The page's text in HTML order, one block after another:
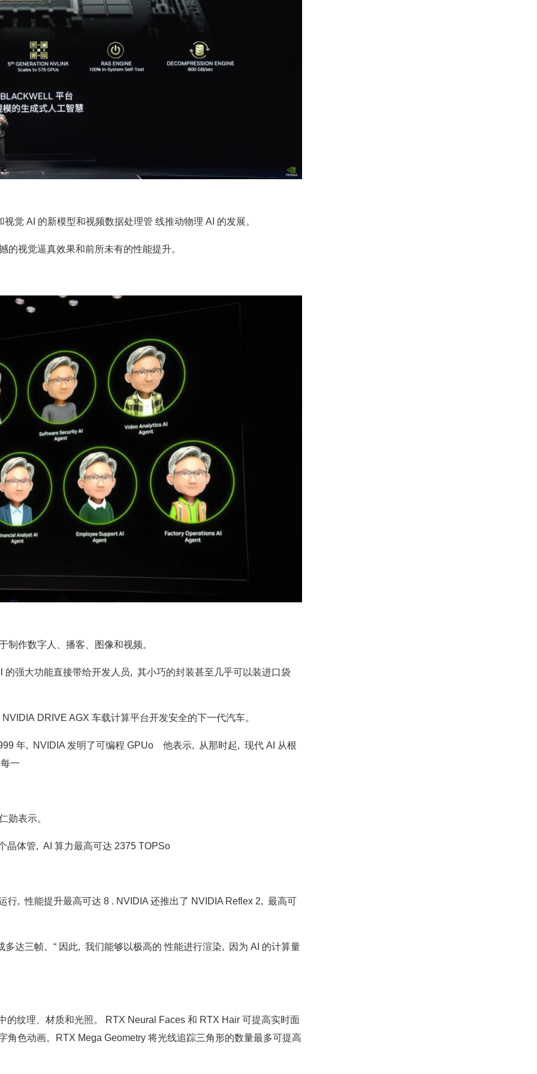
觉 AI 的新模型和视频数据处理管 线推动物理 AI 的发展。
视觉逼真效果和前所未有的性能提升。
作数字人、播客、图像和视频。
强大功能直接带给开发人员, 其小巧的封装甚至几乎可以装进口袋
DRIVE AGX 车载计算平台开发安全的下一代汽车。
年, NVIDIA 发明了可编程 GPUo 他表示, 从那时起, 现代 AI 从根
一
勋表示。
晶体管, AI 算力最高可达 2375 TOPSo
行, 性能提升最高可达 8 . NVIDIA 还推出了 NVIDIA Reflex 2, 最高可
达三帧。“ 因此, 我们能够以极高的 性能进行渲染, 因为 AI 的计算量
纹理、材质和光照。 RTX Neural Faces 和 RTX Hair 可提高实时面
色动画。RTX Mega Geometry 将光线追踪三角形的数量最多可提高